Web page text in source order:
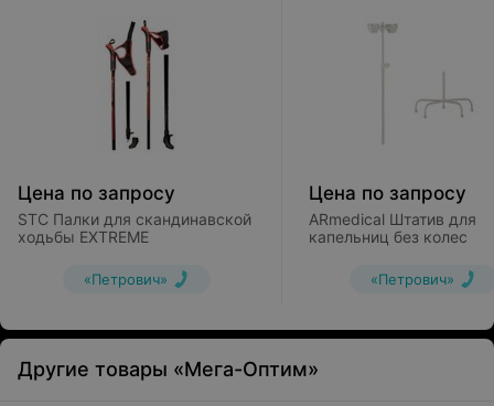
Цена по запросу
STC Палки для скандинавской
ходьбы EXTREME
«Петрович»
Цена по запросу
ARmedical Штатив для
капельниц без колес
«Петрович»
Другие товары «Мега-Оптим»